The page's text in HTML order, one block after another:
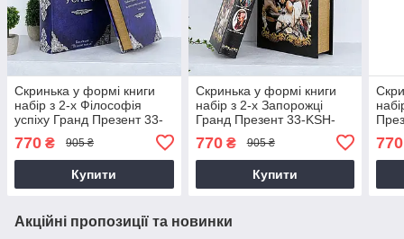
Скринька у формі книги
набір з 2-х Філософія
успіху Гранд Презент 33-
770 ₴ 905 ₴
Купити
Скринька у формі книги
набір з 2-х Запорожці
Гранд Презент 33-KSH-
770₴ 905 ₴
Купити
770
Акційні пропозиції та новинки